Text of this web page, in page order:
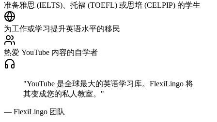
准备雅思 (IELTS)、托福 (TOEFL) 或思培 (CELPIP) 的学生
为工作或学习提升英语水平的移民
热爱 YouTube 内容的自学者
"YouTube 是全球最大的英语学习库。FlexiLingo 将
其变成您的私人教室。 "
— FlexiLingo 团队